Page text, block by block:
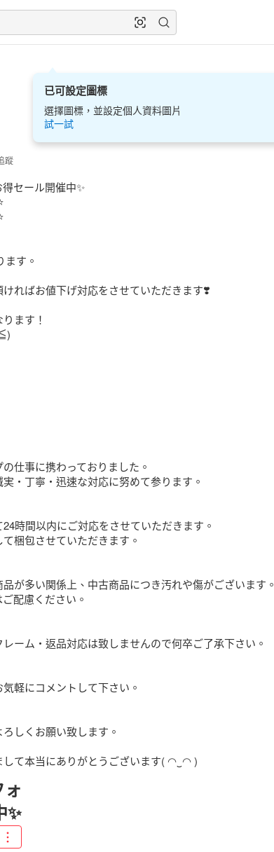
已可設定圖標
選擇圖標，並設定個人資料圖片
試一試
ォ
✨
蹤
セール開催中✨
ます。
ればお値下げ対応をさせていただきます❣️
ます！
仕事に携わっておりました。
・丁寧・迅速な対応に努めて参ります。
時間以内にご対応をさせていただきます。
梱包させていただきます。
が多い関係上、中古商品につき汚れや傷がございます。
配慮ください。
ーム・返品対応は致しませんので何卒ご了承下さい。
軽にコメントして下さい。
しくお願い致します。
して本当にありがとうございます( ◠‿◠ )